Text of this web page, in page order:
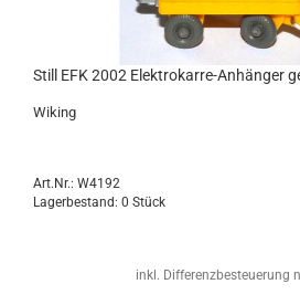
Still EFK 2002 Elektrokarre-​​An­hän­ger
Wi­king
Art.Nr.: W4192
Lagerbestand: 0 Stück
inkl. Differenzbesteuerung